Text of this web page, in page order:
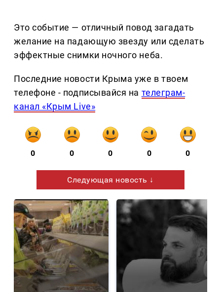
Это событие — отличный повод загадать
желание на падающую звезду или сделать
эффектные снимки ночного неба.
Последние новости Крыма уже в твоем
телефоне - подписывайся на телеграм-
канал «Крым Live»
0 0 0 0 0
Следующая новость ↓